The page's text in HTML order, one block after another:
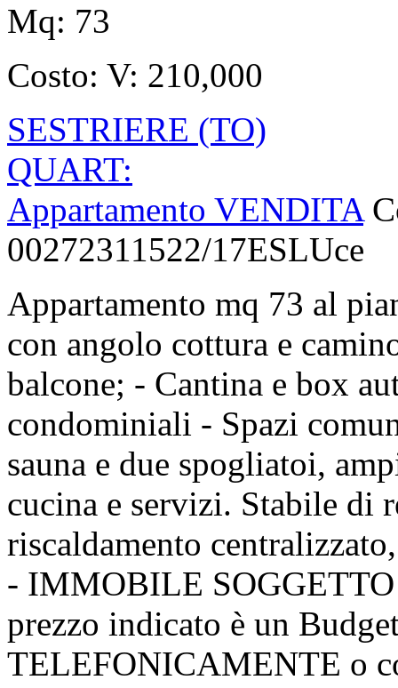
Mq: 73
Costo: V: 210,000
SESTRIERE (TO)
QUART:
Appartamento VENDITA
00272311522/17ESLUce
Appartamento mq 73 al
con angolo cottura e
balcone; - Cantina e box
condominiali - Spazi
sauna e due spogliatoi,
cucina e servizi. Stabile di
riscaldamento
- IMMOBILE
prezzo indicato è un
TELEFONICAMENTE o